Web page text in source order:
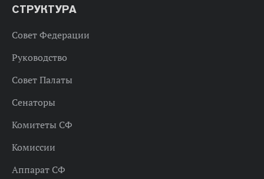
СТРУКТУРА
Совет Федерации
Руководство
Совет Палаты
Сенаторы
Комитеты СФ
Комиссии
Аппарат СФ